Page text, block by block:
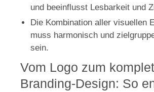
und beeinflusst Lesbarkeit und
Die Kombination aller visuellen
muss harmonisch und
sein.
Vom Logo zum
Branding-Design: So